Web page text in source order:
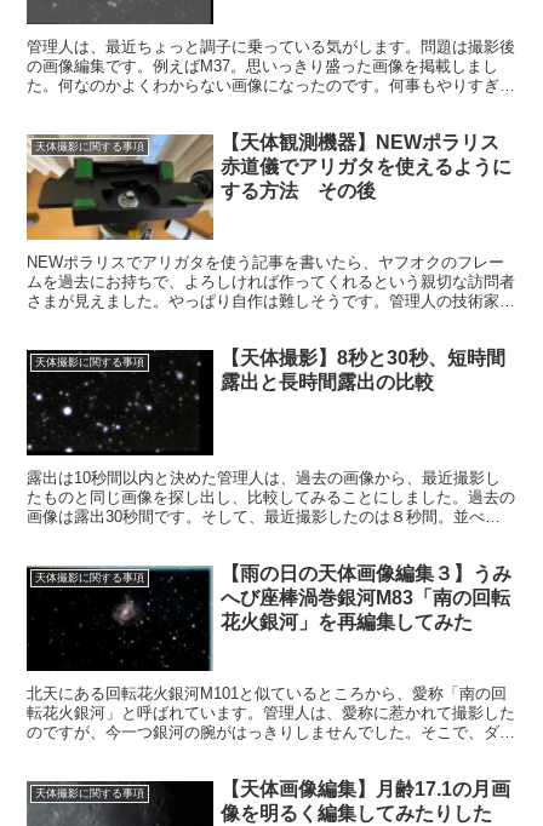
管理人は、最近ちょっと調子に乗っている気がします。問題は撮影後
の画像編集です。例えばM37。思いっきり盛った画像を掲載しまし
た。何なのかよくわからない画像になったのです。何事もやりすぎは
天体撮影に関する事項
【天体観測機器】NEWポラリス
赤道儀でアリガタを使えるように
する方法 その後
NEWポラリスでアリガタを使う記事を書いたら、ヤフオクのフレー
ムを過去にお持ちで、よろしければ作ってくれるという親切な訪問者
さまが見えました。やっぱり自作は難しそうです。管理人の技術家庭
天体撮影に関する事項
【天体撮影】8秒と30秒、短時間
露出と長時間露出の比較
露出は10秒間以内と決めた管理人は、過去の画像から、最近撮影し
たものと同じ画像を探し出し、比較してみることにしました。過去の
画像は露出30秒間です。そして、最近撮影したのは８秒間。並べて
天体撮影に関する事項
【雨の日の天体画像編集３】うみ
へび座棒渦巻銀河M83「南の回転
花火銀河」を再編集してみた
北天にある回転花火銀河M101と似ているところから、愛称「南の回
転花火銀河」と呼ばれています。管理人は、愛称に惹かれて撮影した
のですが、今一つ銀河の腕がはっきりしませんでした。そこで、ダメ
天体撮影に関する事項
【天体画像編集】月齢17.1の月画
像を明るく編集してみたりした